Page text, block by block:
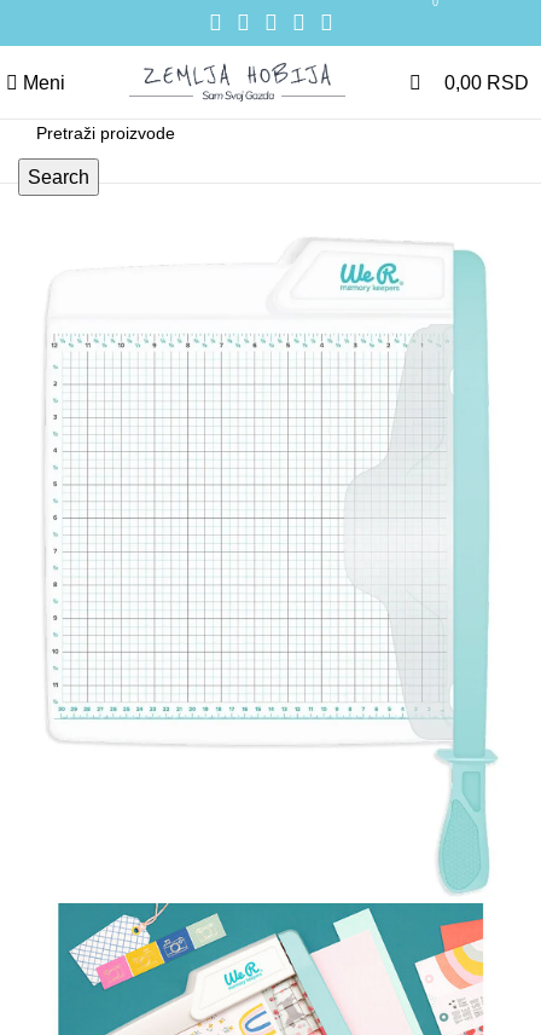
Meni
0
0,00 RSD
Search